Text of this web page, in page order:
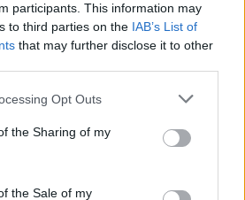
participants. This information may
to third parties on the IAB’s List of
that may further disclose it to other
app uses one or more Google
usage behaviour. You may click to
Google and its third-party tags to
specified purposes in below Google
Opt Outs
the Sharing of my
the Sale of my
έργα και επενδύσεις»
προώθηση σημαντικών
στην Περιφέρεια Δυτικής
παράδειγμα τη